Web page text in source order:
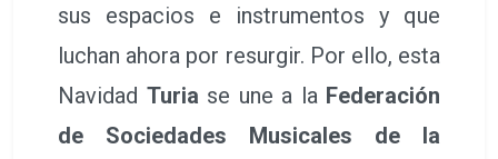
sus espacios e instrumentos y que
luchan ahora por resurgir. Por ello, esta
Navidad Turia se une a la Federación
de Sociedades Musicales de la